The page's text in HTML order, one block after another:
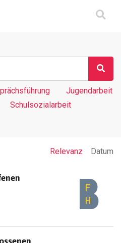
Jugendarbeit
Schulsozialarbeit
Relevanz Datum